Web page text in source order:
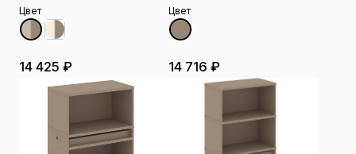
Цвет
14 425 ₽
Цвет
14 716 ₽